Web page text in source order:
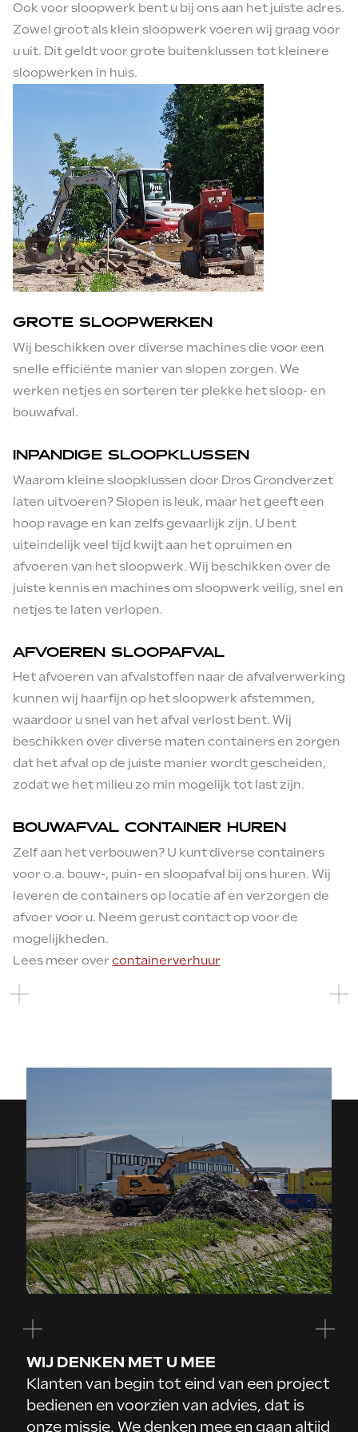
Ook voor sloopwerk bent u bij ons aan het juiste adres.
Zowel groot als klein sloopwerk voeren wij graag voor
u uit. Dit geldt voor grote buitenklussen tot kleinere
sloopwerken in huis.
GROTE SLOOPWERKEN
Wij beschikken over diverse machines die voor een
snelle efficiënte manier van slopen zorgen. We
werken netjes en sorteren ter plekke het sloop- en
bouwafval.
INPANDIGE SLOOPKLUSSEN
Waarom kleine sloopklussen door Dros Grondverzet
laten uitvoeren? Slopen is leuk, maar het geeft een
hoop ravage en kan zelfs gevaarlijk zijn. U bent
uiteindelijk veel tijd kwijt aan het opruimen en
afvoeren van het sloopwerk. Wij beschikken over de
juiste kennis en machines om sloopwerk veilig, snel en
netjes te laten verlopen.
AFVOEREN SLOOPAFVAL
Het afvoeren van afvalstoffen naar de afvalverwerking
kunnen wij haarfijn op het sloopwerk afstemmen,
waardoor u snel van het afval verlost bent. Wij
beschikken over diverse maten containers en zorgen
dat het afval op de juiste manier wordt gescheiden,
zodat we het milieu zo min mogelijk tot last zijn.
BOUWAFVAL CONTAINER HUREN
Zelf aan het verbouwen? U kunt diverse containers
voor o.a. bouw-, puin- en sloopafval bij ons huren. Wij
leveren de containers op locatie af en verzorgen de
afvoer voor u. Neem gerust contact op voor de
mogelijkheden.
Lees meer over containerverhuur
WIJ DENKEN MET U MEE
Klanten van begin tot eind van een project
bedienen en voorzien van advies, dat is
onze missie. We denken mee en gaan altijd
Telefoonnummer
Adres
Postcode
Woonplaats
E-mail
Algemene voorwaarden
AANVRAAG VERSTUREN
Huren vanaf
Naam
Telefoonnummer
Postcode
Woonplaats
E-mail
Opmerkingen
Algemene voorwaarden
AANVRAAG VERSTUREN
Adres
Woonplaats
E-mail
Afleveradres
Opmerkingen
Ik ga akkoord met de
Algemene voorwaarden
AANVRAAG VERSTUREN